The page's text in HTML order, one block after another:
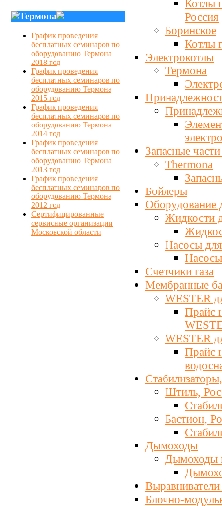
Термона
График проведения
бесплатных семинаров по
оборудованию Термона
2018 год
График проведения
бесплатных семинаров по
оборудованию Термона
2015 год
График проведения
бесплатных семинаров по
оборудованию Термона
2014 год
График проведения
бесплатных семинаров по
оборудованию Термона
2013 год
График проведения
бесплатных семинаров по
оборудованию Термона
2012 год
Сертифицированные
сервисные организации
Московской области
Котлы
Россия
Боринское
Котлы
Электрокотлы
Термона
Запасные
Thermona
Бойлеры
Оборудование
Жидкости
Насосы
Счетчики газа
Мембранные
WESTER
Прайс
WESTER
Прайс
Штиль,
Бастион,
Дымоходы
Дымоходы
Блочно-